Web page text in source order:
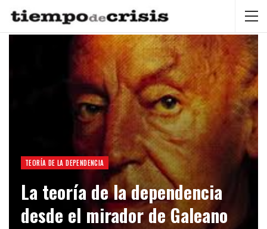
TEORÍA DE LA DEPENDENCIA
La teoría de la dependencia
desde el mirador de Galeano